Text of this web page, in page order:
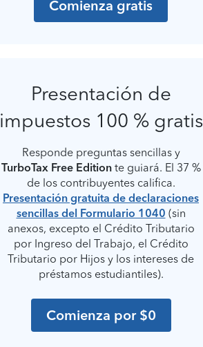
Comienza gratis
Presentación de
impuestos 100 % gratis
Responde preguntas sencillas y
TurboTax Free Editionte guiará. El 37 %
de los contribuyentes califica.
Presentación gratuita de declaraciones
sencillas del Formulario 1040 (sin
anexos, excepto el Crédito Tributario
por Ingreso del Trabajo, el Crédito
Tributario por Hijos y los intereses de
préstamos estudiantiles).
Comienza por $0